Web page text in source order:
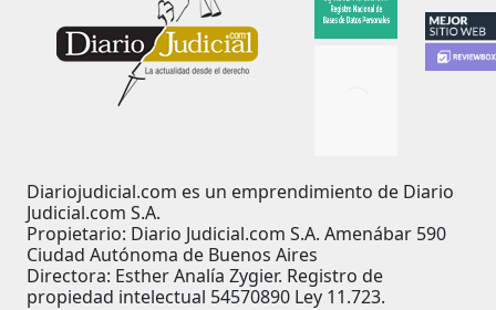
Diariojudicial.com es un emprendimiento de Diario
Judicial.com S.A.
Propietario: Diario Judicial.com S.A. Amenábar 590
Ciudad Autónoma de Buenos Aires
Directora: Esther Analía Zygier. Registro de
propiedad intelectual 54570890 Ley 11.723.